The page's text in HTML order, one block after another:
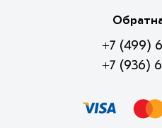
+7 (499)
+7 (936)